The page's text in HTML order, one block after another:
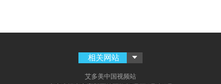
相关网站
艾多美中国视频站